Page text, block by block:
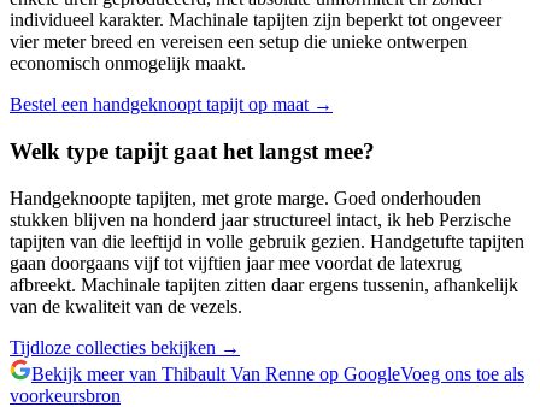
individueel karakter. Machinale tapijten zijn beperkt tot ongeveer
vier meter breed en vereisen een setup die unieke ontwerpen
economisch onmogelijk maakt.
Bestel een handgeknoopt tapijt op maat →
Welk type tapijt gaat het langst mee?
Handgeknoopte tapijten, met grote marge. Goed onderhouden
stukken blijven na honderd jaar structureel intact, ik heb Perzische
tapijten van die leeftijd in volle gebruik gezien. Handgetufte tapijten
gaan doorgaans vijf tot vijftien jaar mee voordat de latexrug
afbreekt. Machinale tapijten zitten daar ergens tussenin, afhankelijk
van de kwaliteit van de vezels.
Tijdloze collecties bekijken →
Bekijk meer van Thibault Van Renne op GoogleVoeg ons toe als
voorkeursbron